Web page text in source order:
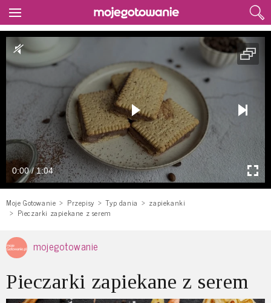
0:00 / 1:04
Moje Gotowanie Przepisy Typ dania
zapiekanki
Pieczarki zapiekane z serem
mojegotowanie
Pieczarki zapiekane z serem